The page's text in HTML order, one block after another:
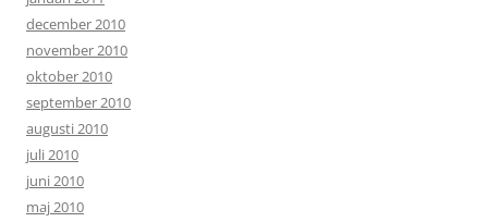
december 2010
november 2010
oktober 2010
september 2010
augusti 2010
juli 2010
juni 2010
maj 2010